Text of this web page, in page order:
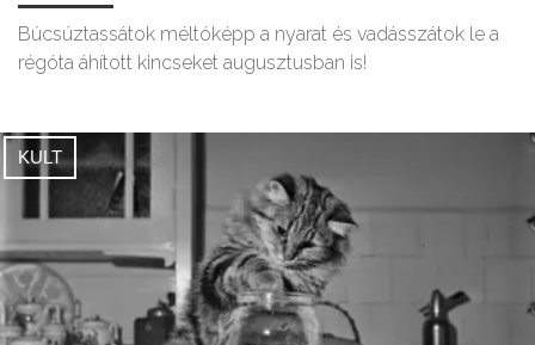
Búcsúztassátok méltóképp a nyarat és vadásszátok le a
régóta áhított kincseket augusztusban is!
KULT